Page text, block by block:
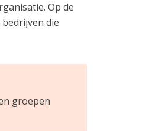
Op de
die
groepen